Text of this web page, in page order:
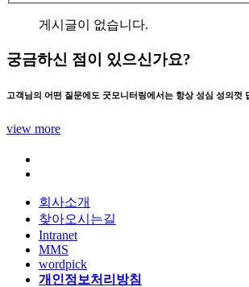
게시글이 없습니다.
궁금하신 점이 있으신가요?
고객님의 어떤 질문에도 굿모니터링에서는 항상 성심 성의껏
view more
회사소개
찾아오시는길
Intranet
MMS
wordpick
개인정보처리방침